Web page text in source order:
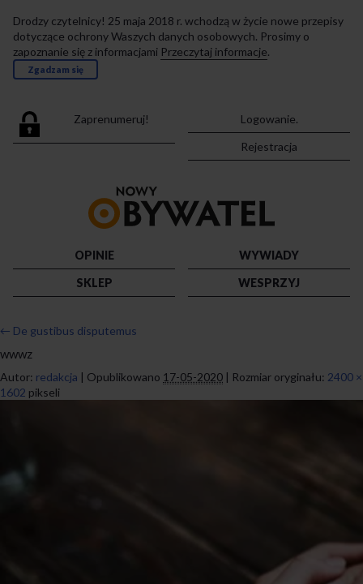
Drodzy czytelnicy! 25 maja 2018 r. wchodzą w życie nowe przepisy
dotyczące ochrony Waszych danych osobowych. Prosimy o
zapoznanie się z informacjami Przeczytaj informacje.
Zgadzam się
Zaprenumeruj!
Logowanie.
Rejestracja
strony
OPINIE
WYWIADY
SKLEP
WESPRZYJ
← De gustibus disputemus
wwwz
Autor: redakcja | Opublikowano 17-05-2020 | Rozmiar oryginału: 2400 ×
1602 pikseli